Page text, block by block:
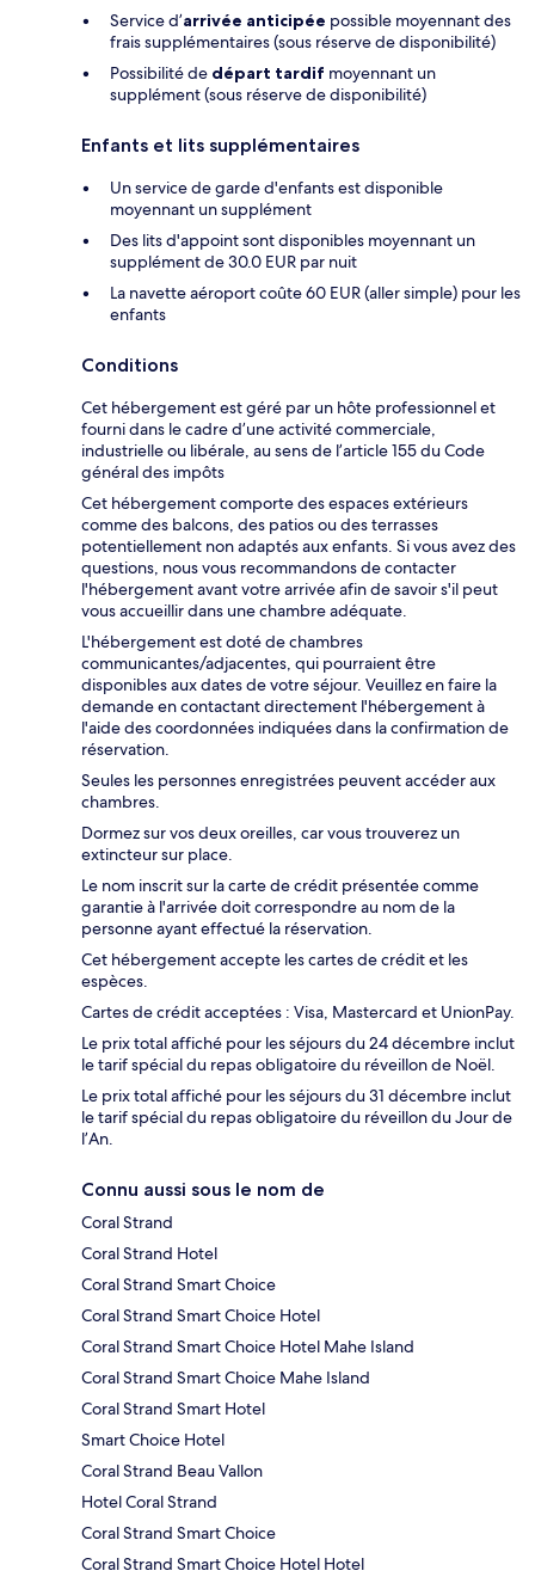
Service d’arrivée anticipée possible moyennant des
frais supplémentaires (sous réserve de disponibilité)
Possibilité de départ tardif moyennant un
supplément (sous réserve de disponibilité)
Enfants et lits supplémentaires
Un service de garde d'enfants est disponible
moyennant un supplément
Des lits d'appoint sont disponibles moyennant un
supplément de 30.0 EUR par nuit
La navette aéroport coûte 60 EUR (aller simple) pour les
enfants
Conditions
Cet hébergement est géré par un hôte professionnel et
fourni dans le cadre d’une activité commerciale,
industrielle ou libérale, au sens de l’article 155 du Code
général des impôts
Cet hébergement comporte des espaces extérieurs
comme des balcons, des patios ou des terrasses
potentiellement non adaptés aux enfants. Si vous avez des
questions, nous vous recommandons de contacter
l'hébergement avant votre arrivée afin de savoir s'il peut
vous accueillir dans une chambre adéquate.
L'hébergement est doté de chambres
communicantes/adjacentes, qui pourraient être
disponibles aux dates de votre séjour. Veuillez en faire la
demande en contactant directement l'hébergement à
l'aide des coordonnées indiquées dans la confirmation de
réservation.
Seules les personnes enregistrées peuvent accéder aux
chambres.
Dormez sur vos deux oreilles, car vous trouverez un
extincteur sur place.
Le nom inscrit sur la carte de crédit présentée comme
garantie à l'arrivée doit correspondre au nom de la
personne ayant effectué la réservation.
Cet hébergement accepte les cartes de crédit et les
espèces.
Cartes de crédit acceptées : Visa, Mastercard et UnionPay.
Le prix total affiché pour les séjours du 24 décembre inclut
le tarif spécial du repas obligatoire du réveillon de Noël.
Le prix total affiché pour les séjours du 31 décembre inclut
le tarif spécial du repas obligatoire du réveillon du Jour de
l’An.
Connu aussi sous le nom de
Coral Strand
Coral Strand Hotel
Coral Strand Smart Choice
Coral Strand Smart Choice Hotel
Coral Strand Smart Choice Hotel Mahe Island
Coral Strand Smart Choice Mahe Island
Coral Strand Smart Hotel
Smart Choice Hotel
Coral Strand Beau Vallon
Hotel Coral Strand
Coral Strand Smart Choice
Coral Strand Smart Choice Hotel Hotel